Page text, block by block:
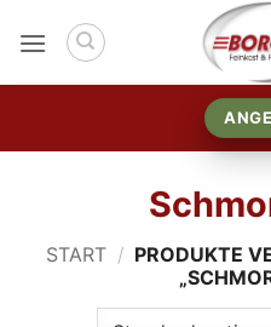
Inhalt
START / PRODUKTE